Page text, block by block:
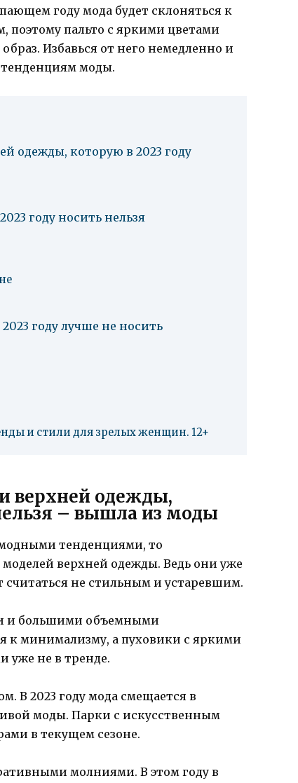
году мода будет склоняться к
поэтому пальто с яркими цветами
Избавься от него немедленно и
тенденциям моды.
одежды, которую в 2023 году
году носить нельзя
году лучше не носить
и стили для зрелых женщин. 12+
верхней одежды,
– вышла из моды
модными тенденциями, то
верхней одежды. Ведь они уже
считаться не стильным и устаревшим.
и большими объемными
к минимализму, а пуховики с яркими
уже не в тренде.
В 2023 году мода смещается в
моды. Парки с искусственным
в текущем сезоне.
молниями. В этом году в